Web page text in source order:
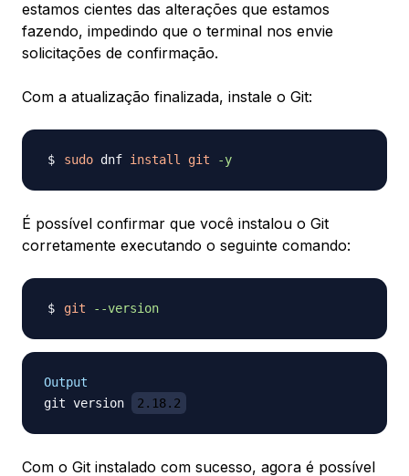
estamos cientes das alterações que estamos
fazendo, impedindo que o terminal nos envie
solicitações de confirmação.
Com a atualização finalizada, instale o Git:
sudo dnf install git -y
É possível confirmar que você instalou o Git
corretamente executando o seguinte comando:
git --version
Output
git version
2.18.2
Com o Git instalado com sucesso, agora é possível